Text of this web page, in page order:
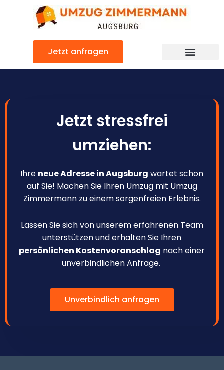
Jetzt anfragen
Jetzt stressfrei
umziehen:
Ihre neue Adresse in Augsburg wartet schon
auf Sie! Machen Sie Ihren Umzug mit Umzug
Zimmermann zu einem sorgenfreien Erlebnis.
Lassen Sie sich von unserem erfahrenen Team
unterstützen und erhalten Sie Ihren
persönlichen Kostenvoranschlag nach einer
unverbindlichen Anfrage.
Unverbindlich anfragen